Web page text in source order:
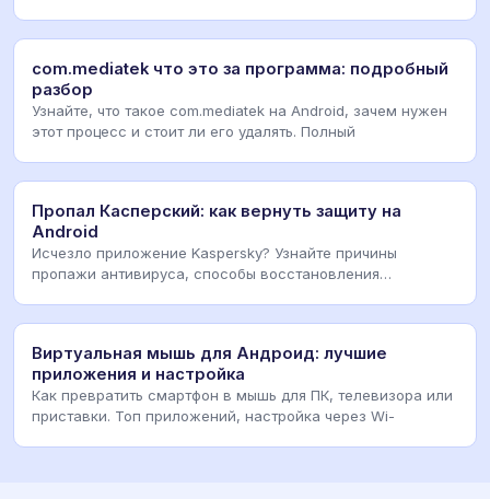
com.mediatek что это за программа: подробный
разбор
Узнайте, что такое com.mediatek на Android, зачем нужен
этот процесс и стоит ли его удалять. Полный
Пропал Касперский: как вернуть защиту на
Android
Исчезло приложение Kaspersky? Узнайте причины
пропажи антивируса, способы восстановления
Виртуальная мышь для Андроид: лучшие
приложения и настройка
Как превратить смартфон в мышь для ПК, телевизора или
приставки. Топ приложений, настройка через Wi-